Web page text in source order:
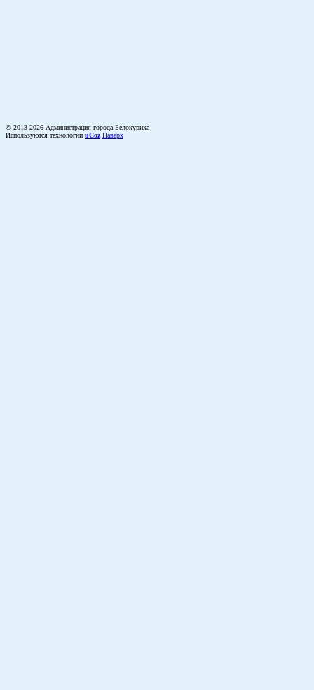
© 2013-2026 Администрация города Белокуриха
Используются технологии uCoz Наверх